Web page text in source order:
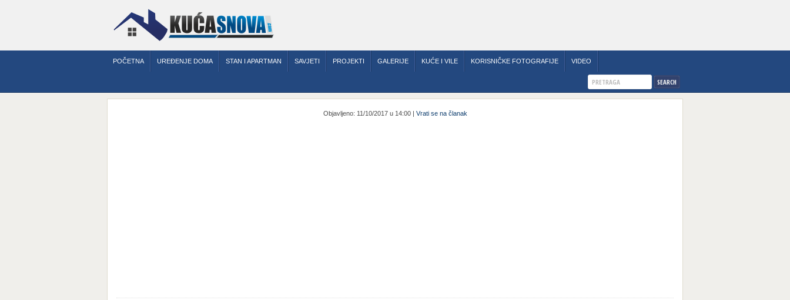
POČETNA UREĐENJE DOMA STAN I APARTMAN SAVJETI PROJEKTI GALERIJE KUĆE I VILE KORISNIČKE FOTOGRAFIJE VIDEO
Objavljeno: 11/10/2017 u 14:00 | Vrati se na članak